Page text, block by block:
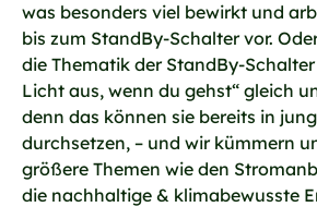
was besonders viel bewirkt und
bis zum StandBy-Schalter vor.
die Thematik der StandBy-
Licht aus, wenn du gehst“ gleich
denn das können sie bereits in
durchsetzen, – und wir kümmern
größere Themen wie den
die nachhaltige & klimabewusste